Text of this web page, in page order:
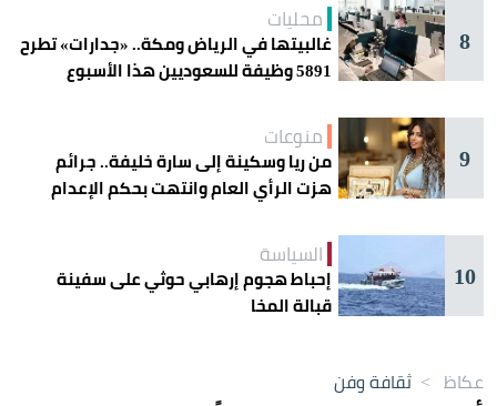
8
محليات
غالبيتها في الرياض ومكة.. «جدارات» تطرح
5891 وظيفة للسعوديين هذا الأسبوع
9
منوعات
من ريا وسكينة إلى سارة خليفة.. جرائم
هزت الرأي العام وانتهت بحكم الإعدام
10
السياسة
إحباط هجوم إرهابي حوثي على سفينة
قبالة المخا
عكاظ > ثقافة وفن